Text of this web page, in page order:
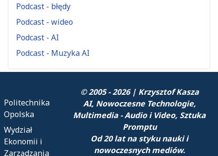
Podcast - błędy
Podcast - wideo
Podcast - AI
Podcast - Muzyka AI
Politechnika
Opolska
Wydział
Ekonomii i
Zarządzania
© 2005 - 2026 | Krzysztof Kasza
AI, Nowoczesne Technologie,
Multimedia - Audio i Video, Sztuka
Promptu
Od 20 lat na styku nauki i
nowoczesnych mediów.